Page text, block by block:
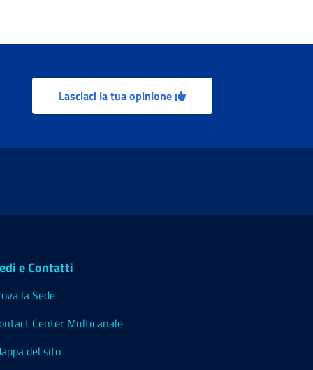
Lasciaci la tua opinione
e Contatti
la Sede
Center Multicanale
del sito